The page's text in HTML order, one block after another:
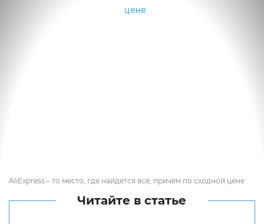
AliExpress – то место, где найдется всё, причём по сходной цене
Читайте в статье